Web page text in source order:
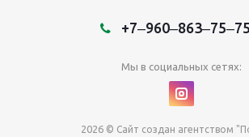
+7‒960‒863‒75‒75
Мы в социальных сетях:
2026 © Сайт создан агентством